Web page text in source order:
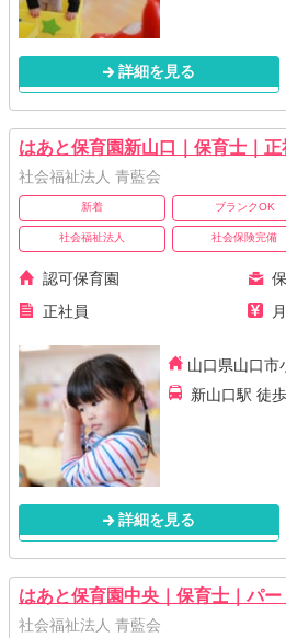
詳細を見る
はあと保育園新山口｜保育士｜正
社会福祉法人 青藍会
新着 ブランクOK
社会福祉法人 社会保険完備
認可保育園
正社員
山口県山口市
新山口駅 徒
詳細を見る
はあと保育園中央｜保育士｜パー
社会福祉法人 青藍会